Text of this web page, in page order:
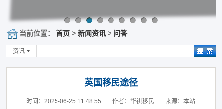
当前位置： 首页 >新闻资讯 > 问答
资讯
英国移民途径
时间：2025-06-25 11:48:55 作者：华祺移民
来源：本站